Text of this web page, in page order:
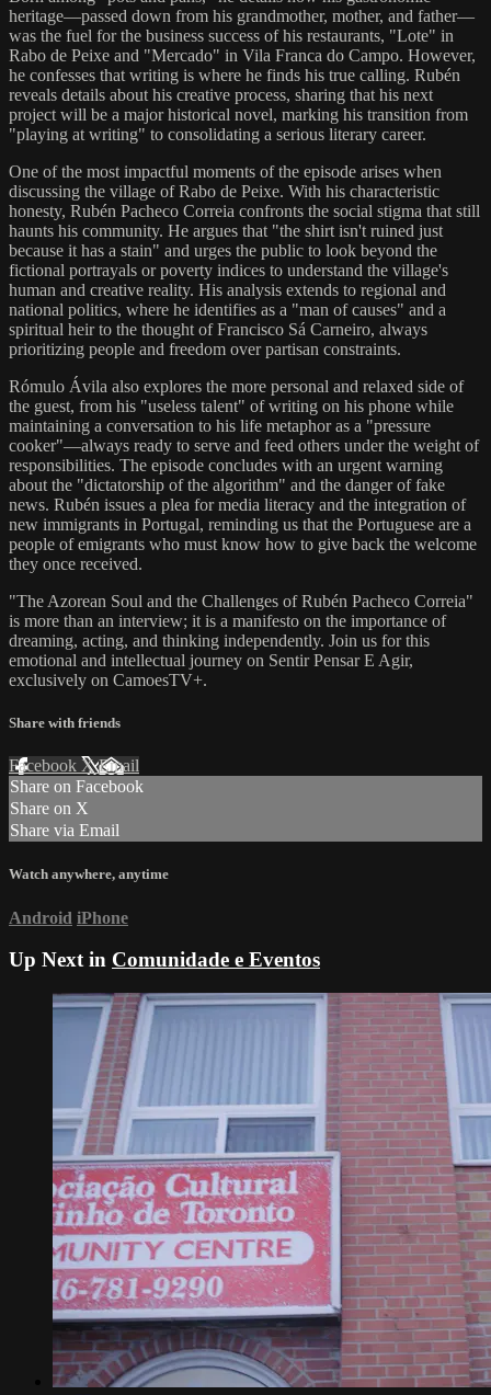
heritage—passed down from his grandmother, mother, and father—
was the fuel for the business success of his restaurants, "Lote" in
Rabo de Peixe and "Mercado" in Vila Franca do Campo. However,
he confesses that writing is where he finds his true calling. Rubén
reveals details about his creative process, sharing that his next
project will be a major historical novel, marking his transition from
"playing at writing" to consolidating a serious literary career.
One of the most impactful moments of the episode arises when
discussing the village of Rabo de Peixe. With his characteristic
honesty, Rubén Pacheco Correia confronts the social stigma that still
haunts his community. He argues that "the shirt isn't ruined just
because it has a stain" and urges the public to look beyond the
fictional portrayals or poverty indices to understand the village's
human and creative reality. His analysis extends to regional and
national politics, where he identifies as a "man of causes" and a
spiritual heir to the thought of Francisco Sá Carneiro, always
prioritizing people and freedom over partisan constraints.
Rómulo Ávila also explores the more personal and relaxed side of
the guest, from his "useless talent" of writing on his phone while
maintaining a conversation to his life metaphor as a "pressure
cooker"—always ready to serve and feed others under the weight of
responsibilities. The episode concludes with an urgent warning
about the "dictatorship of the algorithm" and the danger of fake
news. Rubén issues a plea for media literacy and the integration of
new immigrants in Portugal, reminding us that the Portuguese are a
people of emigrants who must know how to give back the welcome
they once received.
"The Azorean Soul and the Challenges of Rubén Pacheco Correia"
is more than an interview; it is a manifesto on the importance of
dreaming, acting, and thinking independently. Join us for this
emotional and intellectual journey on Sentir Pensar E Agir,
exclusively on CamoesTV+.
Share with friends
Facebook XEmail
Share on Facebook
Share on X
Share via Email
Watch anywhere, anytime
Android iPhone
Up Next in Comunidade e Eventos